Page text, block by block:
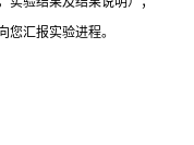
汇报实验进程。